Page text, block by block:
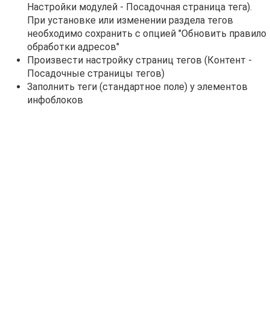
Настройки модулей - Посадочная страница тега).
При установке или изменении раздела тегов
необходимо сохранить с опцией "Обновить правило
обработки адресов"
Произвести настройку страниц тегов (Контент -
Посадочные страницы тегов)
Заполнить теги (стандартное поле) у элементов
инфоблоков